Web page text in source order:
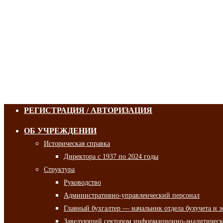
РЕГИСТРАЦИЯ / АВТОРИЗАЦИЯ
ОБ УЧРЕЖДЕНИИ
Историческая справка
Директора с 1937 по 2024 годы
Структура
Руководство
Административно-управленческий персонал
Главный бухгалтер — начальник отдела бухучета и
Заведующий сектором информационно-